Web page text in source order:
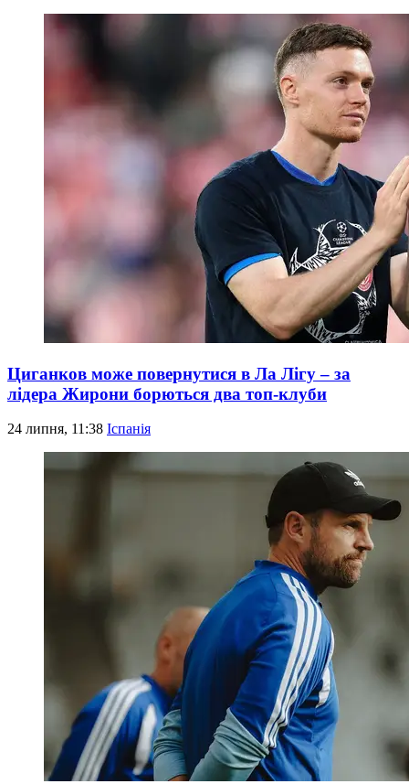
Циганков може повернутися в Ла Лігу – за
лідера Жирони борються два топ-клуби
24 липня, 11:38 Іспанія